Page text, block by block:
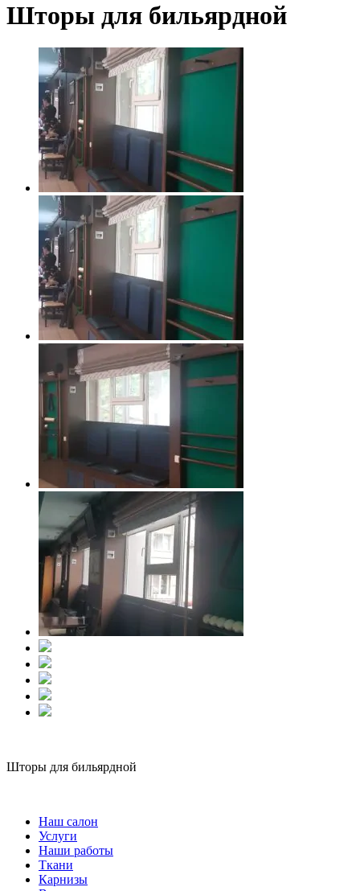
Шторы для бильярдной
Шторы для бильярдной
Наш салон
Услуги
Наши работы
Ткани
Карнизы